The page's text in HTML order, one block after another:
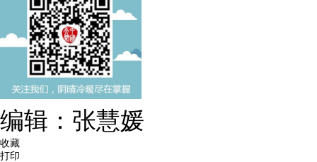
编辑：张慧媛
收藏
打印